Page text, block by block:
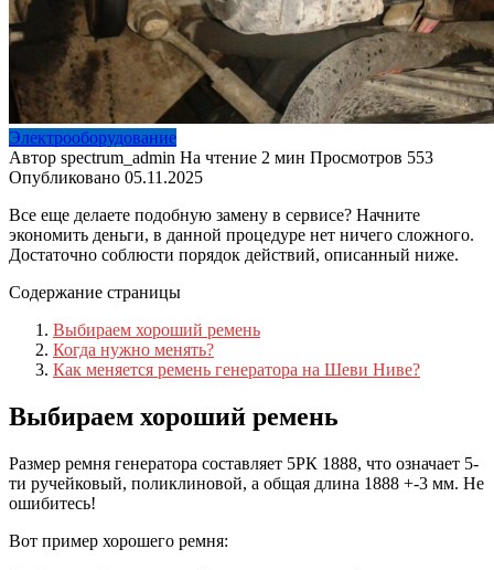
Электрооборудование
Автор spectrum_admin На чтение 2 мин Просмотров 553
Опубликовано 05.11.2025
Все еще делаете подобную замену в сервисе? Начните
экономить деньги, в данной процедуре нет ничего сложного.
Достаточно соблюсти порядок действий, описанный ниже.
Содержание страницы
Выбираем хороший ремень
Когда нужно менять?
Как меняется ремень генератора на Шеви Ниве?
Выбираем хороший ремень
Размер ремня генератора составляет 5РК 1888, что означает 5-
ти ручейковый, поликлиновой, а общая длина 1888 +-3 мм. Не
ошибитесь!
Вот пример хорошего ремня: